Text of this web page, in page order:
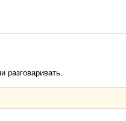
разговаривать.